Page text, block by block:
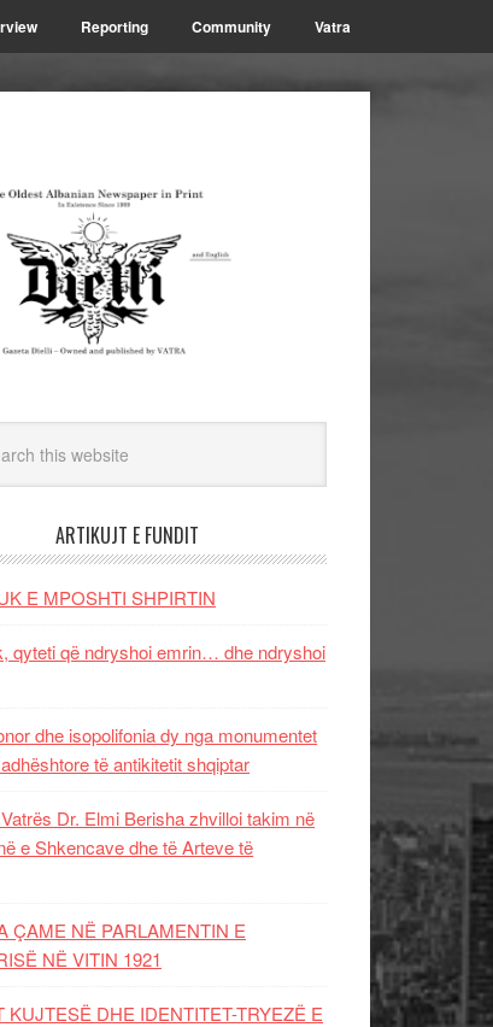
Reporting Community Vatra
ARTIKUJT E FUNDIT
E MPOSHTI SHPIRTIN
qyteti që ndryshoi emrin… dhe ndryshoi
dhe isopolifonia dy nga monumentet
të antikitetit shqiptar
Dr. Elmi Berisha zhvilloi takim në
e Shkencave dhe të Arteve të
ÇAME NË PARLAMENTIN E
NË VITIN 1921
KUJTESË DHE IDENTITET-TRYEZË E